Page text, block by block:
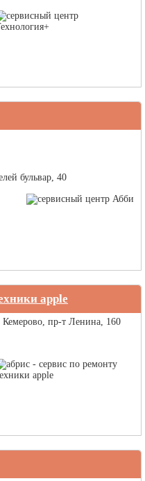
бульвар, 40
apple
Кемерово, пр-т Ленина, 160